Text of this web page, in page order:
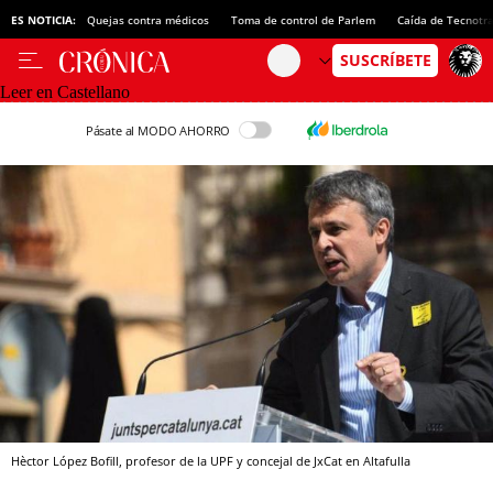
ES NOTICIA: Quejas contra médicos Toma de control de Parlem Caída de
Leer en Castellano
Pásate al MODO AHORRO
Hèctor López Bofill, profesor de la UPF y concejal de JxCat en Altafulla